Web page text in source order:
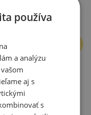
Elevate Tyndall micro
černá XS
používa
a analýzu
aj s
s